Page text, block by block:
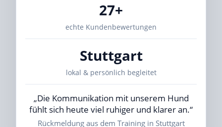
27+
echte Kundenbewertungen
Stuttgart
lokal & persönlich begleitet
„Die Kommunikation mit unserem Hund
fühlt sich heute viel ruhiger und klarer an.“
Rückmeldung aus dem Training in Stuttgart